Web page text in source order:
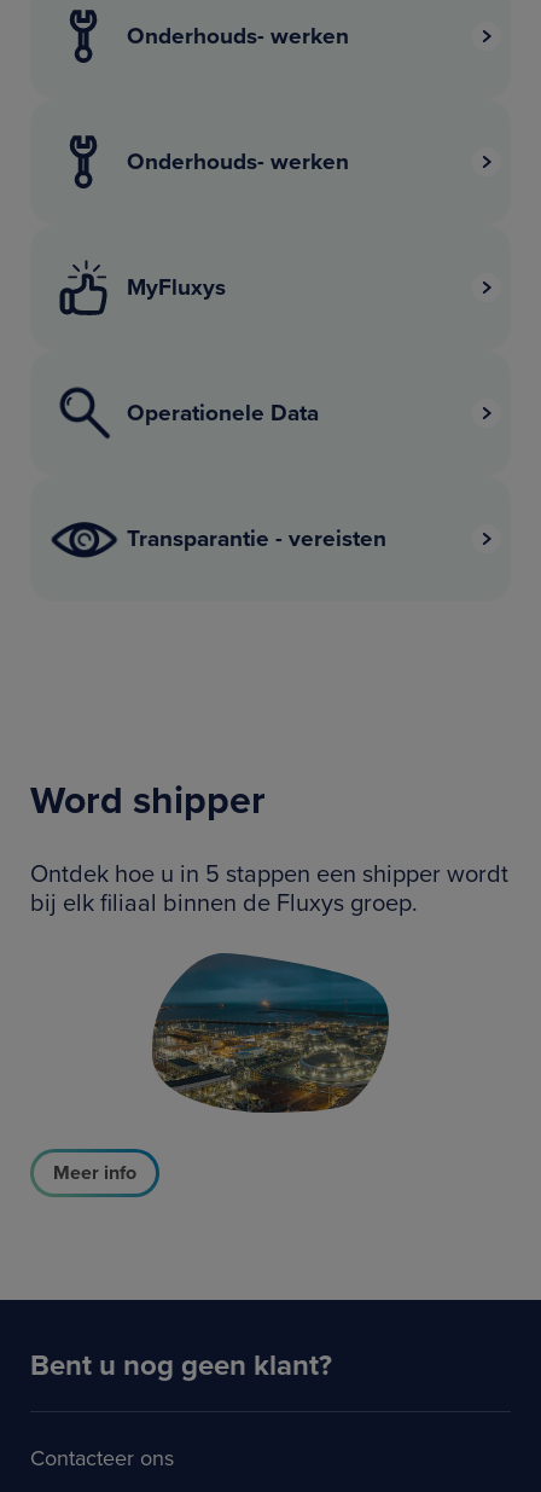
Onderhouds- werken
Onderhouds- werken
MyFluxys
Operationele Data
Transparantie - vereisten
Word shipper
Ontdek hoe u in 5 stappen een shipper wordt
bij elk filiaal binnen de Fluxys groep.
Meer info
Bent u nog geen klant?
Contacteer ons